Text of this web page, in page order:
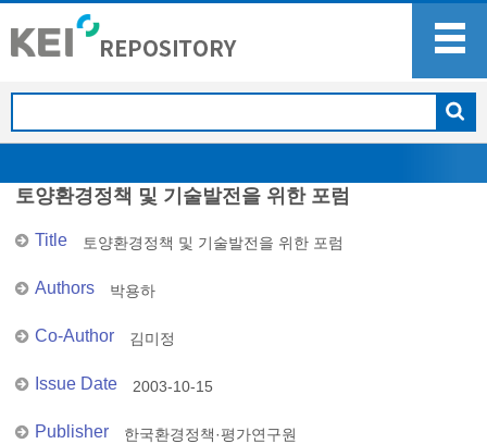
토양환경정책 및 기술발전을 위한 포럼
Title 토양환경정책 및 기술발전을 위한 포럼
Authors 박용하
Co-Author 김미정
Issue Date 2003-10-15
Publisher 한국환경정책·평가연구원